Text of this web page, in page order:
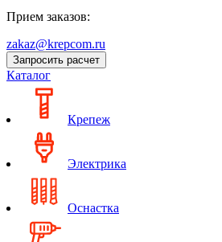
Прием заказов:
zakaz@krepcom.ru
Запросить расчет
Каталог
Крепеж
Электрика
Оснастка